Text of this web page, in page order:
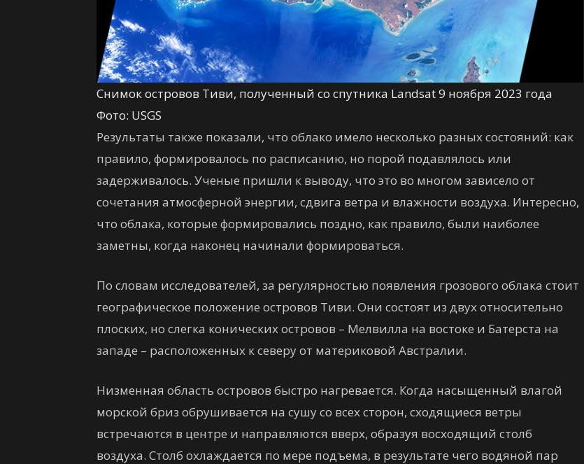
Снимок островов Тиви, полученный со спутника Landsat 9 ноября 2023 года
Фото: USGS
Результаты также показали, что облако имело несколько разных состояний: как
правило, формировалось по расписанию, но порой подавлялось или
задерживалось. Ученые пришли к выводу, что это во многом зависело от
сочетания атмосферной энергии, сдвига ветра и влажности воздуха. Интересно,
что облака, которые формировались поздно, как правило, были наиболее
заметны, когда наконец начинали формироваться.
По словам исследователей, за регулярностью появления грозового облака стоит
географическое положение островов Тиви. Они состоят из двух относительно
плоских, но слегка конических островов – Мелвилла на востоке и Батерста на
западе – расположенных к северу от материковой Австралии.
Низменная область островов быстро нагревается. Когда насыщенный влагой
морской бриз обрушивается на сушу со всех сторон, сходящиеся ветры
встречаются в центре и направляются вверх, образуя восходящий столб
воздуха. Столб охлаждается по мере подъема, в результате чего водяной пар